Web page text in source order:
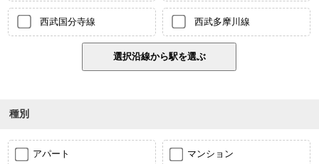
西武国分寺線 西武多摩川線
種別
アパート マンション